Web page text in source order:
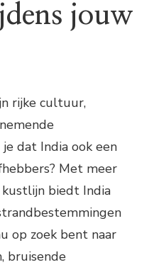
jouw
rijke cultuur,
dat India ook een
Met meer
biedt India
op zoek bent naar
bruisende